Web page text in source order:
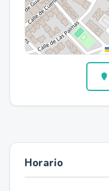
Horario